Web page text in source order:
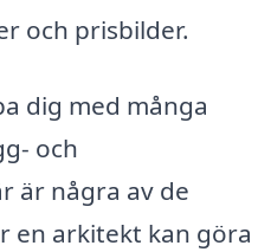
och prisbilder.
dig med många
och
är några av de
en arkitekt kan göra